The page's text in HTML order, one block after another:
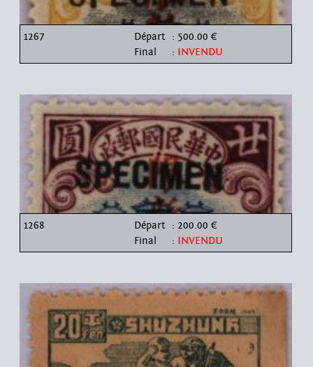
1267 Départ : 500.00 €
Final
: INVENDU
1268 Départ : 200.00 €
Final
: INVENDU